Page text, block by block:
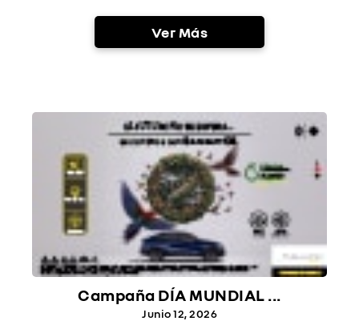
Ver Más
Campaña DÍA MUNDIAL ...
Junio 12, 2026